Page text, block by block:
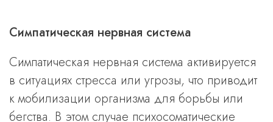
Симпатическая нервная система
Симпатическая нервная система активируется
в ситуациях стресса или угрозы, что приводит
к мобилизации организма для борьбы или
бегства. В этом случае психосоматические